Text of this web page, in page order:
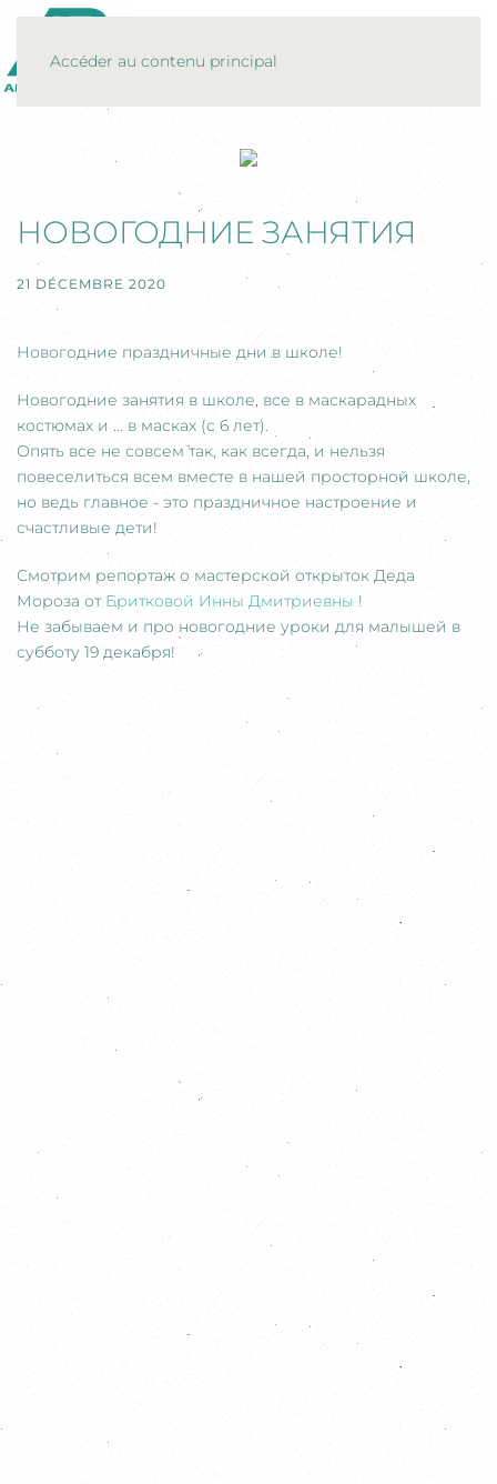
Accéder au contenu principal
НОВОГОДНИЕ ЗАНЯТИЯ
21 DÉCEMBRE 2020
Новогодние праздничные дни в школе!
Новогодние занятия в школе, все в маскарадных
костюмах и ... в масках (с 6 лет).
Опять все не совсем так, как всегда, и нельзя
повеселиться всем вместе в нашей просторной школе,
но ведь главное - это праздничное настроение и
счастливые дети!
Смотрим репортаж о мастерской открыток Деда
Мороза от Бритковой Инны Дмитриевны !
Не забываем и про новогодние уроки для малышей в
субботу 19 декабря!